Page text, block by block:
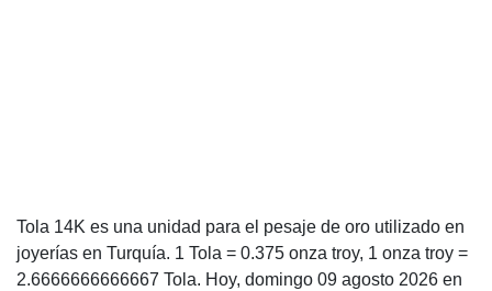
Tola 14K es una unidad para el pesaje de oro utilizado en
joyerías en Turquía. 1 Tola = 0.375 onza troy, 1 onza troy =
2.6666666666667 Tola. Hoy, domingo 09 agosto 2026 en